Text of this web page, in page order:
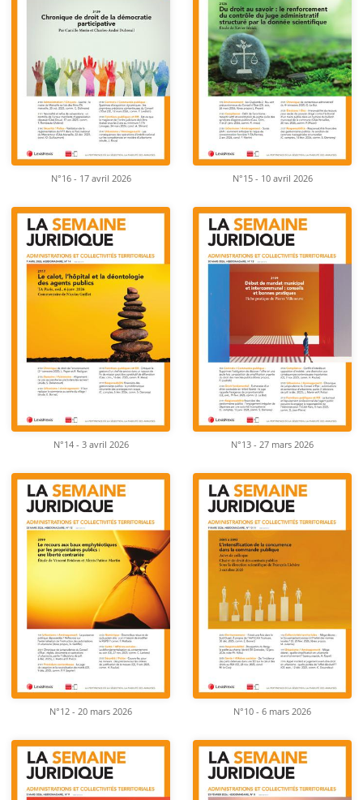
N°16 - 17 avril 2026 N°15 - 10 avril 2026
N°14 - 3 avril 2026 N°13 - 27 mars 2026
N°12 - 20 mars 2026 N°10 - 6 mars 2026